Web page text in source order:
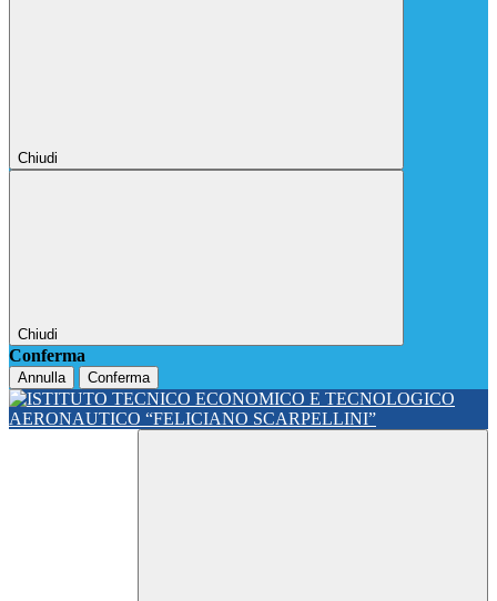
Chiudi
Chiudi
Conferma
Annulla Conferma